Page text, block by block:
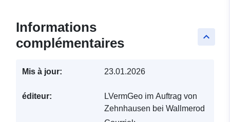
keyboard_arrow_up
Informations
complémentaires
Mis à jour: 23.01.2026
éditeur:
LVermGeo im Auftrag von
Zehnhausen bei Wallmerod